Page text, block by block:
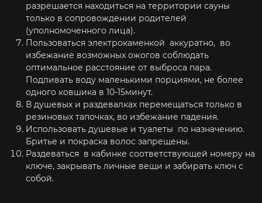
разрешается находиться на территории сауны
только в сопровождении родителей
(уполномоченного лица).
Пользоваться электрокаменкой аккуратно, во
избежание возможных ожогов соблюдать
оптимальное расстояние от выброса пара.
Подливать воду маленькими порциями, не более
одного ковшика в 10-15минут.
В душевых и раздевалках перемещаться только в
резиновых тапочках, во избежание падения.
Использовать душевые и туалеты по назначению.
Бритье и покраска волос запрещены.
Раздеваться в кабинке соответствующей номеру на
ключе, закрывать личные вещи и забирать ключ с
собой.